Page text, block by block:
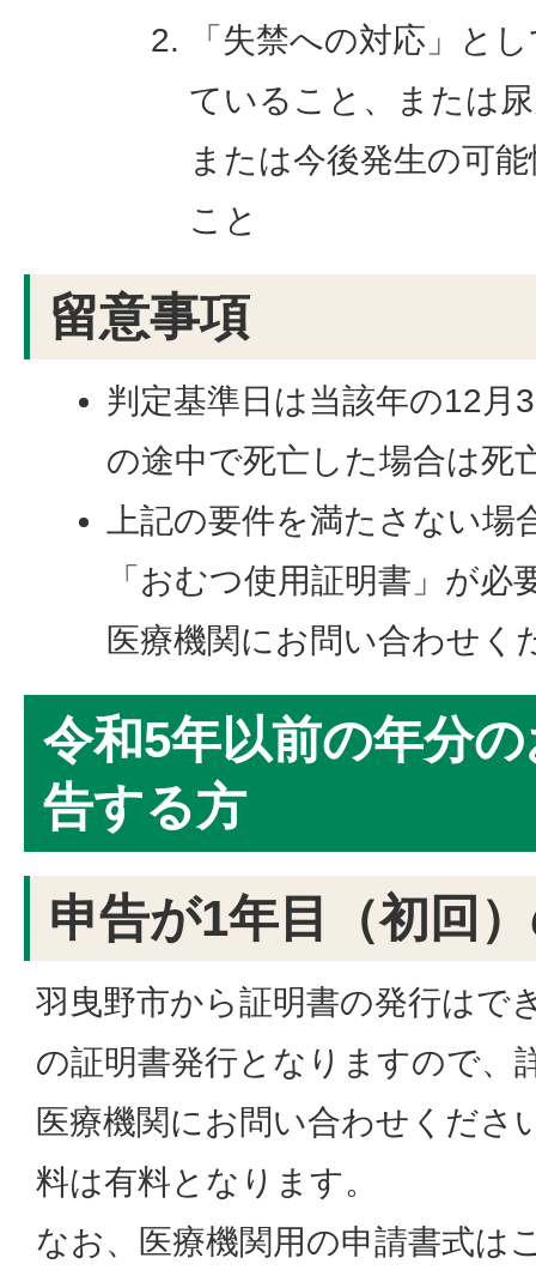
「失禁への対応」と
ていること、または
または今後発生の可
こと
留意事項
判定基準日は当該年の12月
の途中で死亡した場合は死
上記の要件を満たさない
「おむつ使用証明書」が
医療機関にお問い合わせく
令和5年以前の年分
告する方
申告が1年目（初回
羽曳野市から証明書の発行はで
の証明書発行となりますので、
医療機関にお問い合わせくださ
料は有料となります。
なお、医療機関用の申請書式は